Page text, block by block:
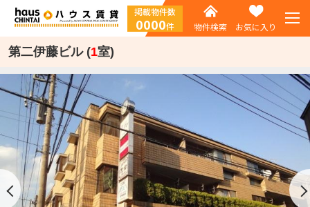
掲載物件数
0000件 物件検索 お気に入り
第二伊藤ビル (1室)